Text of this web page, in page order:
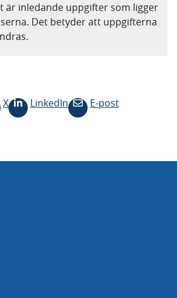
är inledande uppgifter som ligger
Det betyder att uppgifterna
X LinkedIn E-post